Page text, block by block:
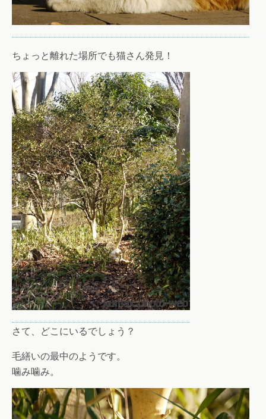
ちょっと離れた場所でも猫さん発見！
さて、どこにいるでしょう？
毛繕いの最中のようです。
噛み噛み。